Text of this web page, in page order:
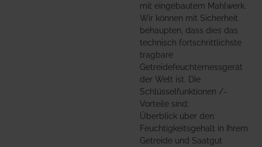
mit eingebautem Mahlwerk.
Wir können mit Sicherheit
behaupten, dass dies das
technisch fortschrittlichste
tragbare
Getreidefeuchtemessgerät
der Welt ist. Die
Schlüsselfunktionen /-
Vorteile sind:
Überblick über den
Feuchtigkeitsgehalt in Ihrem
Getreide und Saatgut